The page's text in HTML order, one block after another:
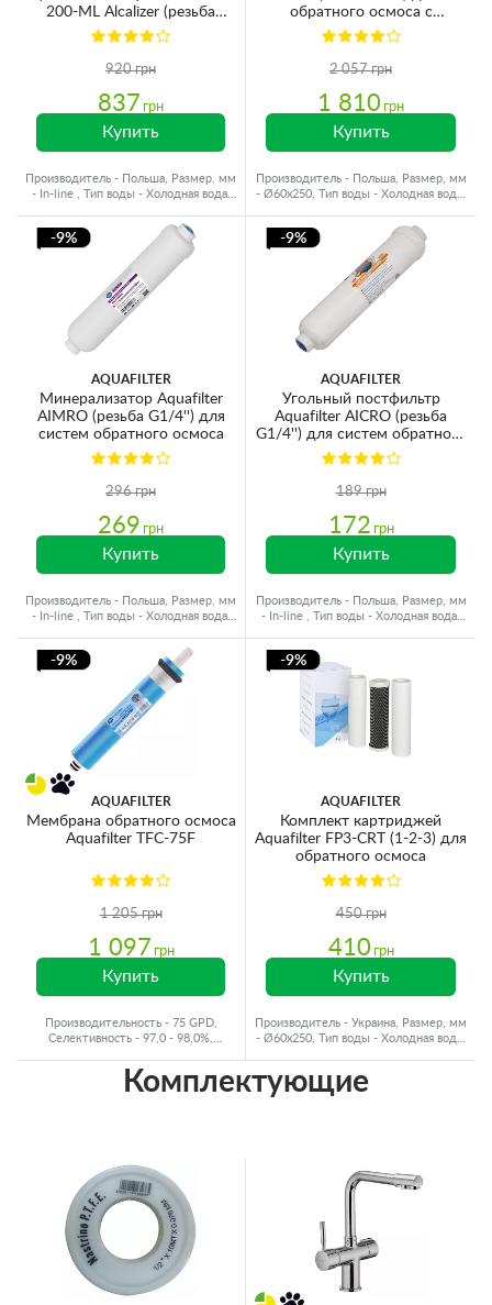
200-ML Alcalizer (резьба
G1/4'') для систем обратного
осмоса
920 грн
837 грн
Купить
Производитель - Польша, Размер, мм
- In-line , Тип воды - Холодная вода,
обратного осмоса с
минерализатором
2 057 грн
1 810 грн
Купить
Производитель - Польша, Размер, мм
- Ø60x250, Тип воды - Холодная вода,
-9%
AQUAFILTER
Минерализатор Aquafilter
AIMRO (резьба G1/4'') для
систем обратного осмоса
296 грн
269 грн
Купить
Производитель - Польша, Размер, мм
- In-line , Тип воды - Холодная вода,
-9%
AQUAFILTER
Угольный постфильтр
Aquafilter AICRO (резьба
G1/4'') для систем обратного
осмоса
189 грн
172 грн
Купить
Производитель - Польша, Размер, мм
- In-line , Тип воды - Холодная вода,
-9%
AQUAFILTER
Мембрана обратного осмоса
Aquafilter TFC-75F
1 205 грн
1 097 грн
Купить
Производительность - 75 GPD,
Селективность - 97,0 - 98,0%,
-9%
AQUAFILTER
Комплект картриджей
Aquafilter FP3-CRT (1-2-3) для
обратного осмоса
450 грн
410 грн
Купить
Производитель - Украина, Размер, мм
- Ø60x250, Тип воды - Холодная вода,
Комплектующие